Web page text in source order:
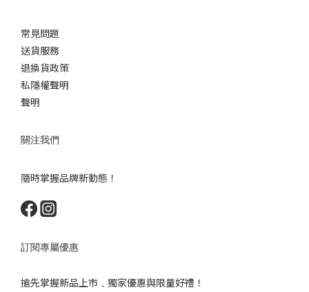
常見問題
送貨服務
退換貨政策
私隱權聲明
聲明
關注我們
隨時掌握品牌新動態！
訂閱專屬優惠
搶先掌握新品上市﹑獨家優惠與限量好禮！